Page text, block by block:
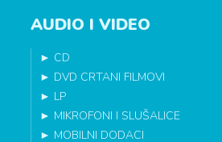
AUDIO I VIDEO
► CD
► DVD CRTANI FILMOVI
► LP
► MIKROFONI I SLUŠALICE
► MOBILNI DODACI